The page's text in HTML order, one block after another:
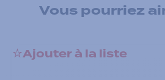
Vous pourriez
Ajouter à la liste